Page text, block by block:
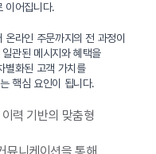
이어집니다.
라인 주문까지의 전 과정이
관된 메시지와 혜택을
별화된 고객 가치를
핵심 요인이 됩니다.
력 기반의 맞춤형